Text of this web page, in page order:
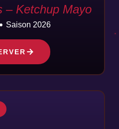
– Ketchup Mayo
Saison 2026